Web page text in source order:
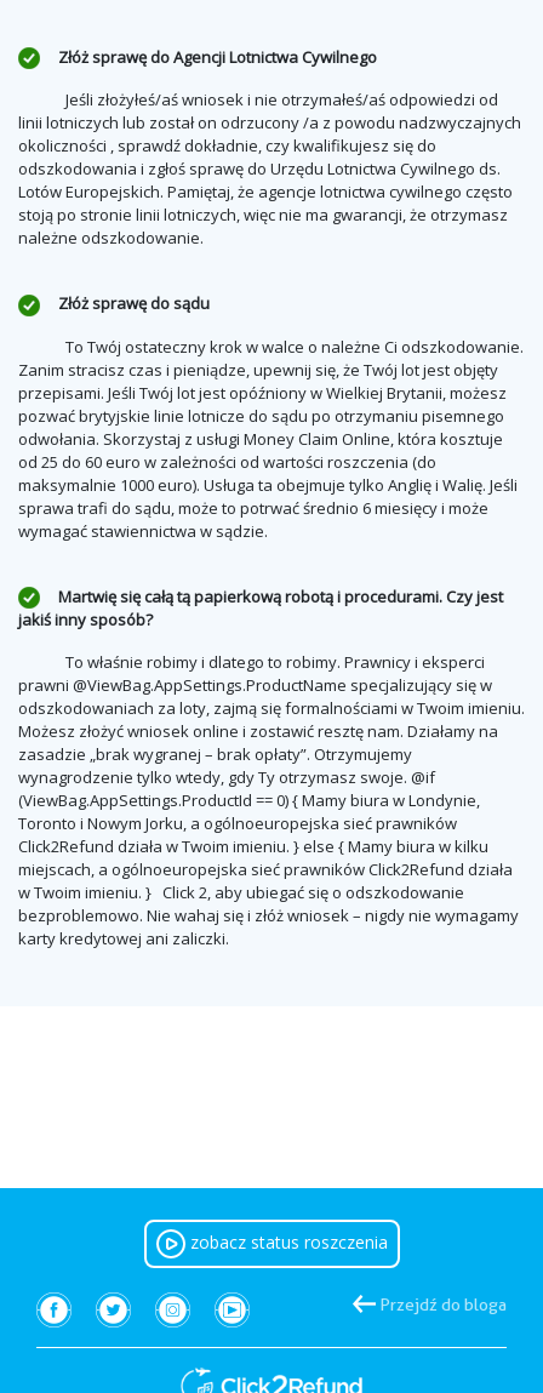
Złóż sprawę do Agencji Lotnictwa Cywilnego
Jeśli złożyłeś/aś wniosek i nie otrzymałeś/aś odpowiedzi od
linii lotniczych lub został on odrzucony /a z powodu nadzwyczajnych
okoliczności , sprawdź dokładnie, czy kwalifikujesz się do
odszkodowania i zgłoś sprawę do Urzędu Lotnictwa Cywilnego ds.
Lotów Europejskich. Pamiętaj, że agencje lotnictwa cywilnego często
stoją po stronie linii lotniczych, więc nie ma gwarancji, że otrzymasz
należne odszkodowanie.
Złóż sprawę do sądu
To Twój ostateczny krok w walce o należne Ci odszkodowanie.
Zanim stracisz czas i pieniądze, upewnij się, że Twój lot jest objęty
przepisami. Jeśli Twój lot jest opóźniony w Wielkiej Brytanii, możesz
pozwać brytyjskie linie lotnicze do sądu po otrzymaniu pisemnego
odwołania. Skorzystaj z usługi Money Claim Online, która kosztuje
od 25 do 60 euro w zależności od wartości roszczenia (do
maksymalnie 1000 euro). Usługa ta obejmuje tylko Anglię i Walię. Jeśli
sprawa trafi do sądu, może to potrwać średnio 6 miesięcy i może
wymagać stawiennictwa w sądzie.
Martwię się całą tą papierkową robotą i procedurami. Czy jest
jakiś inny sposób?
To właśnie robimy i dlatego to robimy. Prawnicy i eksperci
prawni @ViewBag.AppSettings.ProductName specjalizujący się w
odszkodowaniach za loty, zajmą się formalnościami w Twoim imieniu.
Możesz złożyć wniosek online i zostawić resztę nam. Działamy na
zasadzie „brak wygranej – brak opłaty”. Otrzymujemy
wynagrodzenie tylko wtedy, gdy Ty otrzymasz swoje. @if
(ViewBag.AppSettings.ProductId == 0) {Mamy biura w Londynie,
Toronto i Nowym Jorku, a ogólnoeuropejska sieć prawników
Click2Refund działa w Twoim imieniu. } else {Mamy biura w kilku
miejscach, a ogólnoeuropejska sieć prawników Click2Refund działa
w Twoim imieniu. } Click 2, aby ubiegać się o odszkodowanie
bezproblemowo. Nie wahaj się i złóż wniosek – nigdy nie wymagamy
karty kredytowej ani zaliczki.
zobacz status roszczenia
Przejdź do bloga